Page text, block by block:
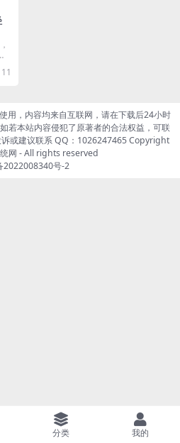
11
用，内容均来自互联网，请在下载后24小时
若本站内容侵犯了原著者的合法权益，可联
或建议联系 QQ：1026247465 Copyright
网 - All rights reserved
2022008340号-2
分类 我的